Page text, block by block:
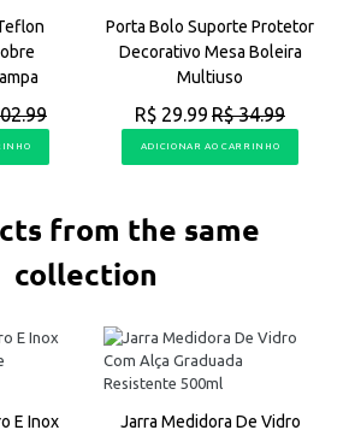
Porta Bolo Suporte Protetor
Decorativo Mesa Boleira
Multiuso
R$ 29.99 R$ 34.99
ADICIONAR AO CARRINHO
from the same
collection
E Inox
Jarra Medidora De Vidro